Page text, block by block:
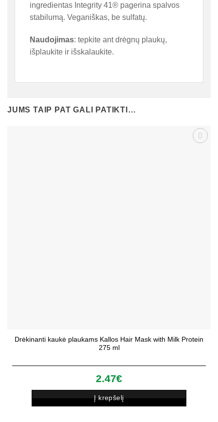
ingredientas Integrity 41® pagerina spalvos
stabilumą. Veganiškas, be sulfatų.
Naudojimas: tepkite ant drėgnų plaukų,
išplaukite ir išskalaukite.
JUMS TAIP PAT GALI PATIKTI…
Drėkinanti kaukė plaukams Kallos Hair Mask with Milk Protein
275 ml
2.47€
Į krepšelį